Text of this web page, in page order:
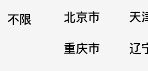
不限 北京市
天
重庆市
辽